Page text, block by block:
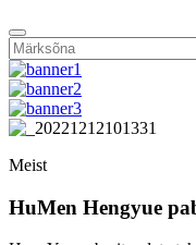
Meist
HuMen Hengyue